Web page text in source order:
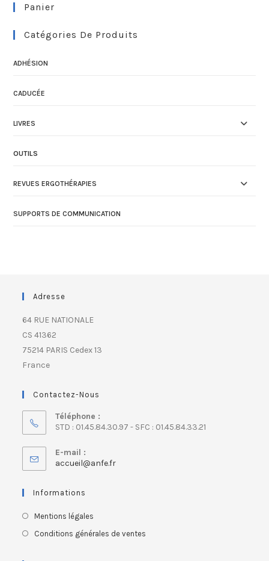
Panier
Catégories De Produits
ADHÉSION
CADUCÉE
LIVRES
OUTILS
REVUES ERGOTHÉRAPIES
SUPPORTS DE COMMUNICATION
Adresse
64 RUE NATIONALE
CS 41362
75214 PARIS Cedex 13
France
Contactez-Nous
Téléphone :
STD : 01.45.84.30.97 - SFC : 01.45.84.33.21
E-mail :
accueil@anfe.fr
Informations
Mentions légales
Conditions générales de ventes